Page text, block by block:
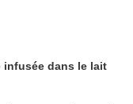
infusée dans le lait